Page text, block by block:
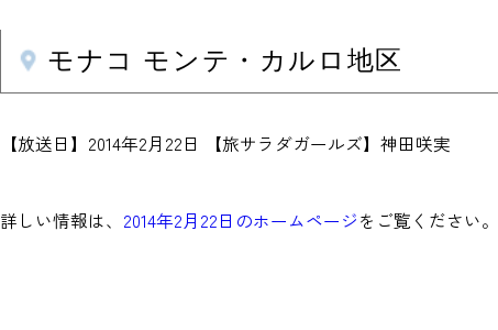
モナコ モンテ・カルロ地区
【放送日】2014年2月22日 【旅サラダガールズ】神田咲実
詳しい情報は、 2014年2月22日のホームページをご覧ください。